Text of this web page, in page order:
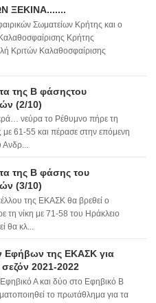
ΞΕΚΙΝΑ.......
Σωματείων Κρήτης και ο
Κρήτης
Κριτών Καλαθοσφαίρισης
της Β φάσηςτου
(2/10)
νεύρα το Ρέθυμνο πήρε τη
με 61-55 και πέρασε στην επόμενη
Ανδρ...
της Β φάσης του
(3/10)
της ΕΚΑΣΚ θα βρεθεί ο
τη νίκη με 71-58 του Ηράκλειο
θα κλ...
της ΕΚΑΣΚ για
2021-2022
Α και δύο στο Εφηβικό Β
το πρωτάθλημα για τα